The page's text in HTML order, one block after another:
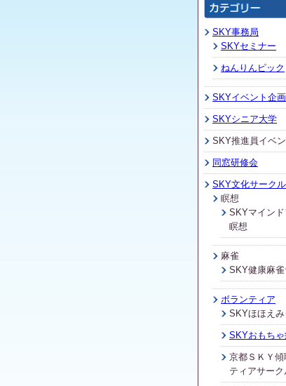
SKY事務局
SKYセミナー
ねんりんピック
SKYイベント企画
SKYシニア大学
SKY推進員イベン
同窓研修会
SKY文化サークル
瞑想
SKYマインド
瞑想
麻雀
SKY健康麻
ボランティア
SKYほほえ
SKYおもち
京都ＳＫＹ傾
ティアサーク